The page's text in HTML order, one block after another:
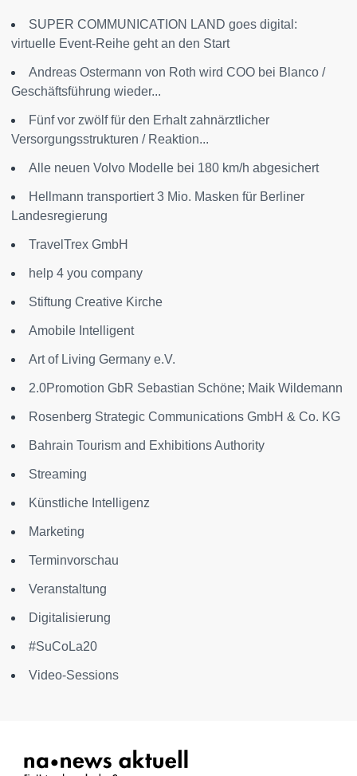
SUPER COMMUNICATION LAND goes digital:
virtuelle Event-Reihe geht an den Start
Andreas Ostermann von Roth wird COO bei Blanco /
Geschäftsführung wieder...
Fünf vor zwölf für den Erhalt zahnärztlicher
Versorgungsstrukturen / Reaktion...
Alle neuen Volvo Modelle bei 180 km/h abgesichert
Hellmann transportiert 3 Mio. Masken für Berliner
Landesregierung
TravelTrex GmbH
help 4 you company
Stiftung Creative Kirche
Amobile Intelligent
Art of Living Germany e.V.
2.0Promotion GbR Sebastian Schöne; Maik Wildemann
Rosenberg Strategic Communications GmbH & Co. KG
Bahrain Tourism and Exhibitions Authority
Streaming
Künstliche Intelligenz
Marketing
Terminvorschau
Veranstaltung
Digitalisierung
#SuCoLa20
Video-Sessions